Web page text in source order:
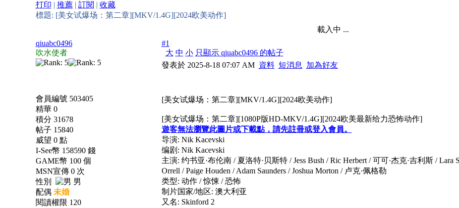
打印 | 推薦| 訂閱 | 收藏
標題: [美女试爆场：第二章][MKV/1.4G][2024欧美动作]
載入中 ...
qiuabc0496
吹水使者
會員編號 503405
精華 0
積分 31678
帖子 15840
威望 0 點
I-See幣 158590 錢
GAME幣 100 個
MSN宣傳 0 次
性別
男
配偶 未婚
閱讀權限 120
#1
大 中 小 只顯示 qiuabc0496 的帖子
發表於 2025-8-18 07:07 AM 資料 短消息 加為好友
[美女试爆场：第二章][MKV/1.4G][2024欧美动作]
[美女试爆场：第二章][1080P版HD-MKV/1.4G][2024欧美最新给力恐怖动作]
遊客無法瀏覽此圖片或下載點，請先註冊或登入會員。
导演: Nik Kacevski
编剧: Nik Kacevski
主演: 约书亚·布伦南 / 夏洛特·贝斯特 / Jess Bush / Ric Herbert / 可可·杰克·吉利斯 / Lara
Orrell / Paige Houden / Adam Saunders / Joshua Morton / 卢克·佩格勒
类型: 动作 / 惊悚 / 恐怖
制片国家/地区: 澳大利亚
又名: Skinford 2